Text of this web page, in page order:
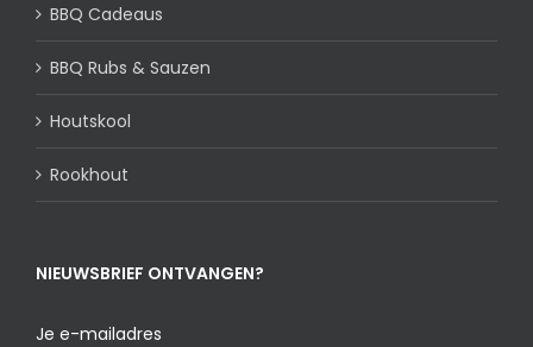
BBQ Cadeaus
BBQ Rubs & Sauzen
Houtskool
Rookhout
NIEUWSBRIEF ONTVANGEN?
Je e-mailadres